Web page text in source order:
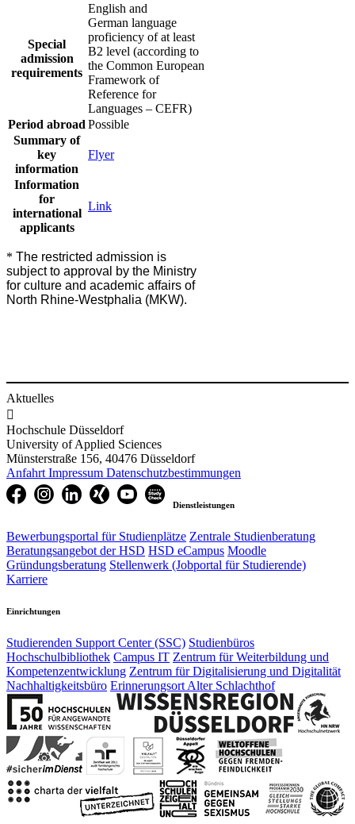
​Special
admission
requirements
​English and
German language
proficiency of at least
B2 level (according to
the Common European
Framework of
Reference for
Languages – CEFR)​
​​Period abroad Possible
Summary of
key
information​
F​ly​er
Information
for
international
applicants​
Link​
* The restricted admission is
subject to approval by the Ministry
for culture and academic affairs of
North Rhine-Westphalia (MKW).
Aktuelles

Hochschule Düsseldorf
University of Applied Sciences
Münsterstraße 156, 40476 Düsseldorf
Anfahrt Impressum Datenschutzbestimmungen
Dienstleistungen
Bewerbungsportal für Studienplätze Zentrale Studienberatung
Beratungsangebot der HSD HSD eCampus Moodle
Gründungsberatung Stellenwerk (Jobportal für Studierende)
Karriere
Einrichtungen
Studierenden Support Center (SSC) Studienbüros
Hochschulbibliothek Campus IT Zentrum für Weiterbildung und
Kompetenzentwicklung Zentrum für Digitalisierung und Digitalität
Nachhaltigkeitsbüro Erinnerungsort Alter Schlachthof